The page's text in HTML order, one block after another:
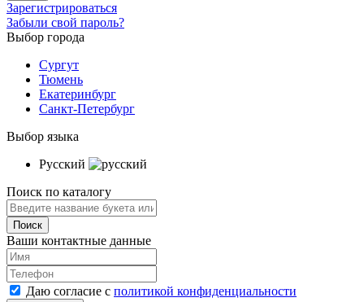
Зарегистрироваться
Забыли свой пароль?
Выбор города
Сургут
Тюмень
Екатеринбург
Санкт-Петербург
Выбор языка
Русский
Поиск по каталогу
Ваши контактные данные
Даю согласие с политикой конфиденциальности